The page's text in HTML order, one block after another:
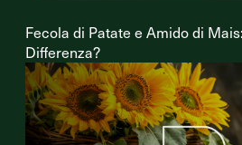
Fecola di Patate e Amido di
Differenza?